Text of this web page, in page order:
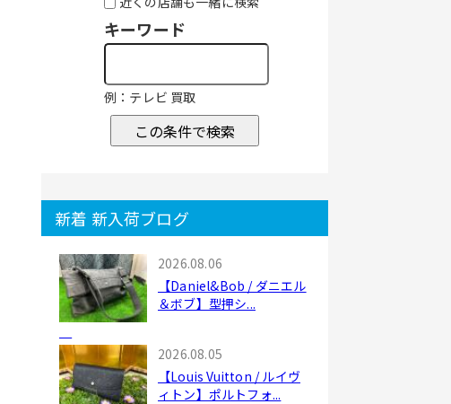
キーワード
例：テレビ 買取
この条件で検索
新着 新入荷ブログ
2026.08.06
【Daniel&Bob / ダニエル
＆ボブ】型押シ...
2026.08.05
【Louis Vuitton / ルイヴ
ィトン】ポルトフォ...